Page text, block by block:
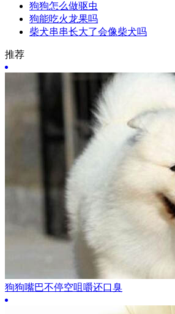
狗狗怎么做驱虫
狗能吃火龙果吗
柴犬串串长大了会像柴犬吗
推荐
狗狗嘴巴不停空咀嚼还口臭